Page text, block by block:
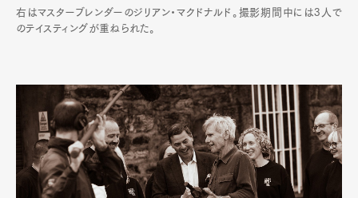
右はマスターブレンダーのジリアン・マクドナルド。撮影期間中には3人で
のテイスティングが重ねられた。